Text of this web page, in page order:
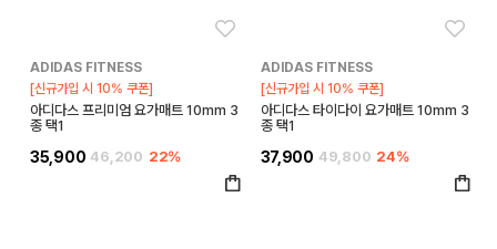
ADIDAS FITNESS
[신규가입 시 10% 쿠폰]
아디다스 프리미엄 요가매트 10mm 3
종 택1
35,900 46,200 22%
ADIDAS FITNESS
[신규가입 시 10% 쿠폰]
아디다스 타이다이 요가매트 10mm 3
종 택1
37,900 49,800 24%